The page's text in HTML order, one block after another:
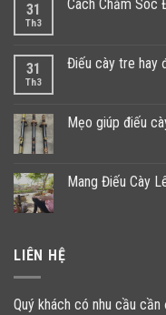
31
Th3
Cách Chăm Sóc
31
Th3
Điếu cày tre hay
Mẹo giúp điếu
Mang Điếu Cày
LIÊN HỆ
Quý khách có nhu cầu